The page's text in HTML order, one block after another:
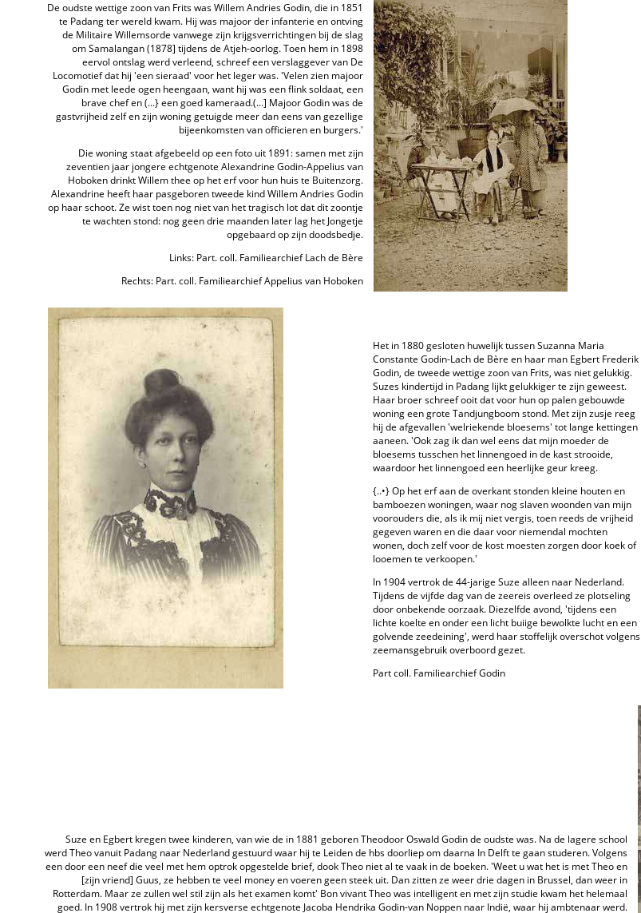
De oudste wettige zoon van Frits was Willem Andries Godin, die in 1851
te Padang ter wereld kwam. Hij was majoor der infanterie en ontving
de Militaire Willemsorde vanwege zijn krijgsverrichtingen bij de slag
om Samalangan (1878] tijdens de Atjeh-oorlog. Toen hem in 1898
eervol ontslag werd verleend, schreef een verslaggever van De
Locomotief dat hij 'een sieraad' voor het leger was. 'Velen zien majoor
Godin met leede ogen heengaan, want hij was een flink soldaat, een
brave chef en (...} een goed kameraad.(...] Majoor Godin was de
gastvrijheid zelf en zijn woning getuigde meer dan eens van gezellige
bijeenkomsten van officieren en burgers.'
Die woning staat afgebeeld op een foto uit 1891: samen met zijn
zeventien jaar jongere echtgenote Alexandrine Godin-Appelius van
Hoboken drinkt Willem thee op het erf voor hun huis te Buitenzorg.
Alexandrine heeft haar pasgeboren tweede kind Willem Andries Godin
op haar schoot. Ze wist toen nog niet van het tragisch lot dat dit zoontje
te wachten stond: nog geen drie maanden later lag het Jongetje
opgebaard op zijn doodsbedje.
Links: Part. coll. Familiearchief Lach de Bère
Rechts: Part. coll. Familiearchief Appelius van Hoboken
Het in 1880 gesloten huwelijk tussen Suzanna Maria
Constante Godin-Lach de Bère en haar man Egbert Frederik
Godin, de tweede wettige zoon van Frits, was niet gelukkig.
Suzes kindertijd in Padang lijkt gelukkiger te zijn geweest.
Haar broer schreef ooit dat voor hun op palen gebouwde
woning een grote Tandjungboom stond. Met zijn zusje reeg
hij de afgevallen 'welriekende bloesems' tot lange kettingen
aaneen. 'Ook zag ik dan wel eens dat mijn moeder de
bloesems tusschen het linnengoed in de kast strooide,
waardoor het linnengoed een heerlijke geur kreeg.
{..•} Op het erf aan de overkant stonden kleine houten en
bamboezen woningen, waar nog slaven woonden van mijn
voorouders die, als ik mij niet vergis, toen reeds de vrijheid
gegeven waren en die daar voor niemendal mochten
wonen, doch zelf voor de kost moesten zorgen door koek of
looemen te verkoopen.'
In 1904 vertrok de 44-jarige Suze alleen naar Nederland.
Tijdens de vijfde dag van de zeereis overleed ze plotseling
door onbekende oorzaak. Diezelfde avond, 'tijdens een
lichte koelte en onder een licht buiige bewolkte lucht en een
golvende zeedeining', werd haar stoffelijk overschot volgens
zeemansgebruik overboord gezet.
Part coll. Familiearchief Godin
Suze en Egbert kregen twee kinderen, van wie de in 1881 geboren Theodoor Oswald Godin de oudste was. Na de lagere school
werd Theo vanuit Padang naar Nederland gestuurd waar hij te Leiden de hbs doorliep om daarna In Delft te gaan studeren. Volgens
een door een neef die veel met hem optrok opgestelde brief, dook Theo niet al te vaak in de boeken. 'Weet u wat het is met Theo en
[zijn vriend] Guus, ze hebben te veel money en voeren geen steek uit. Dan zitten ze weer drie dagen in Brussel, dan weer in
Rotterdam. Maar ze zullen wel stil zijn als het examen komt' Bon vivant Theo was intelligent en met zijn studie kwam het helemaal
goed. In 1908 vertrok hij met zijn kersverse echtgenote Jacoba Hendrika Godin-van Noppen naar Indië, waar hij ambtenaar werd.